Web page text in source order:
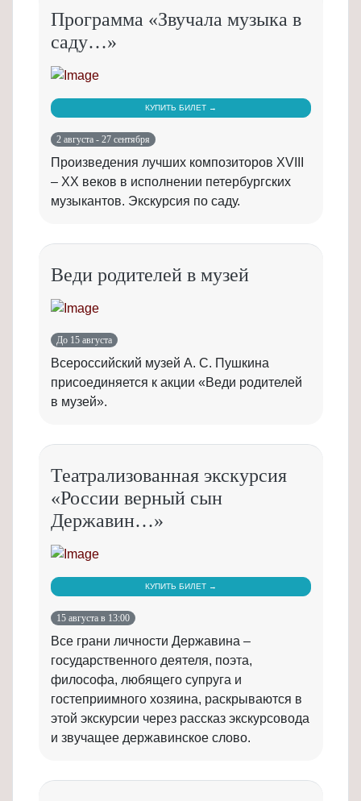
Программа «Звучала музыка в
саду…»
КУПИТЬ БИЛЕТ →
2 августа - 27 сентября
Произведения лучших композиторов XVIII
– XX веков в исполнении петербургских
музыкантов. Экскурсия по саду.
Веди родителей в музей
До 15 августа
Всероссийский музей А. С. Пушкина
присоединяется к акции «Веди родителей
в музей».
Театрализованная экскурсия
«России верный сын
Державин…»
КУПИТЬ БИЛЕТ →
15 августа в 13:00
Все грани личности Державина –
государственного деятеля, поэта,
философа, любящего супруга и
гостеприимного хозяина, раскрываются в
этой экскурсии через рассказ экскурсовода
и звучащее державинское слово.